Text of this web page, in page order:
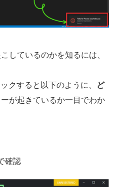
しているのかを知るには、
クすると以下のように、
ど
が起きているか一目でわか
確認